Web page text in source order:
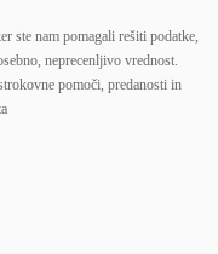
ste nam pomagali rešiti podatke,
neprecenljivo vrednost.
pomoči, predanosti in